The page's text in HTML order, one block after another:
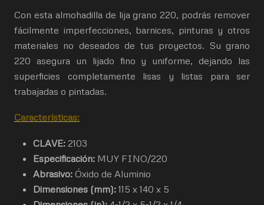
Con esta almohadilla de lija grano 220, podrás remover
fácilmente imperfecciones, barnices, pinturas y otros
materiales no deseados de tus proyectos. Su grano
220 asegura un lijado fino y uniforme, dejando las
superficies completamente lisas y listas para ser
trabajadas o pintadas.
Características:
CLAVE: 2103
Especificación: MUY FINO/220
Abrasivo: Óxido de Aluminio
Dimensiones (mm): 115 x 140 x 5